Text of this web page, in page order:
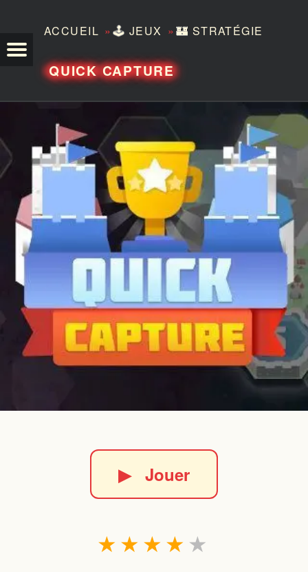
ACCUEIL »🕹️ JEUX »🏰 STRATÉGIE
QUICK CAPTURE
▶Jouer
★
★
★
★
★